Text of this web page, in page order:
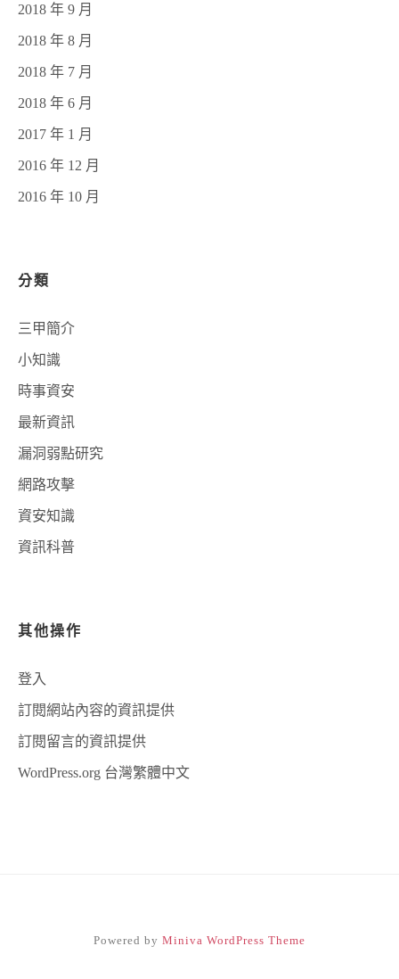
2018 年 9 月
2018 年 8 月
2018 年 7 月
2018 年 6 月
2017 年 1 月
2016 年 12 月
2016 年 10 月
分類
三甲簡介
小知識
時事資安
最新資訊
漏洞弱點研究
網路攻擊
資安知識
資訊科普
其他操作
登入
訂閱網站內容的資訊提供
訂閱留言的資訊提供
WordPress.org 台灣繁體中文
Powered by Miniva WordPress Theme